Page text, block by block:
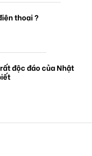
thoại ?
độc đáo của Nhật